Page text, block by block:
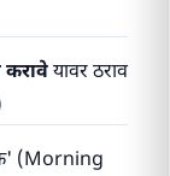
करावेयावर ठराव
(Morning